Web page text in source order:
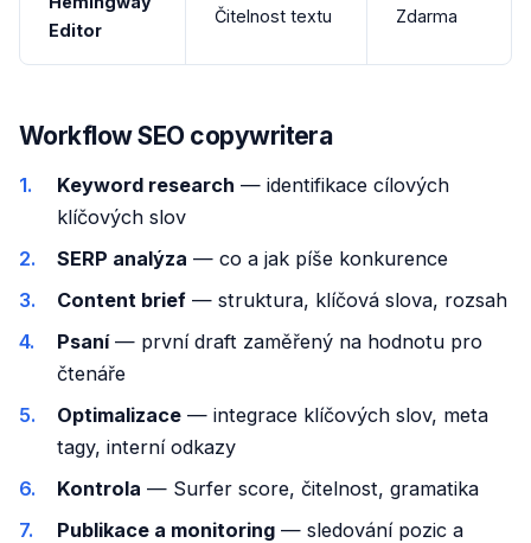
Editor
Čitelnost textu Zdarma
Workflow SEO copywritera
Keyword research — identifikace cílových
klíčových slov
SERP analýza — co a jak píše konkurence
Content brief — struktura, klíčová slova, rozsah
Psaní— první draft zaměřený na hodnotu pro
čtenáře
Optimalizace — integrace klíčových slov, meta
tagy, interní odkazy
Kontrola — Surfer score, čitelnost, gramatika
Publikace a monitoring — sledování pozic a